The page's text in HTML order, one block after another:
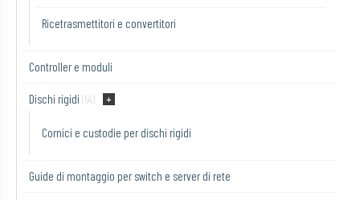
Ricetrasmettitori e convertitori
Controller e moduli
Dischi rigidi (54)
Cornici e custodie per dischi rigidi
Guide di montaggio per switch e server di rete